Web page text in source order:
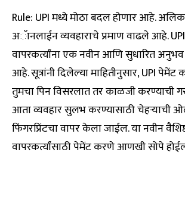
Rule: UPI मध्ये मोठा बदल होणार आहे.
अॅानलाईन व्यवहाराचे प्रमाण वाढले आहे.
वापरकर्त्यांना एक नवीन आणि सुधारित
आहे. सूत्रांनी दिलेल्या माहितीनुसार, UPI पेमेंट
तुमचा पिन विसरलात तर काळजी करण्याची
आता व्यवहार सुलभ करण्यासाठी
फिंगरप्रिंटचा वापर केला जाईल. या नवीन
वापरकर्त्यांसाठी पेमेंट करणे आणखी सोपे